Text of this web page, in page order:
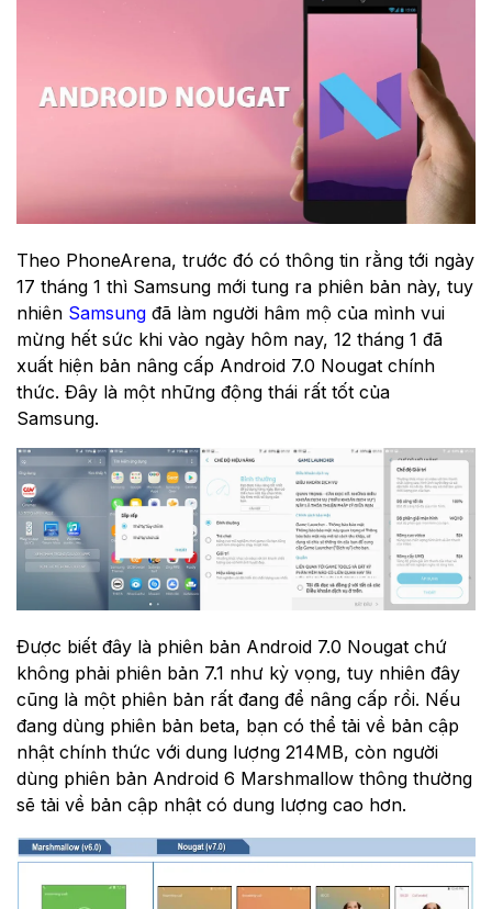
Theo PhoneArena, trước đó có thông tin rằng tới ngày
17 tháng 1 thì Samsung mới tung ra phiên bản này, tuy
nhiên Samsung đã làm người hâm mộ của mình vui
mừng hết sức khi vào ngày hôm nay, 12 tháng 1 đã
xuất hiện bản nâng cấp Android 7.0 Nougat chính
thức. Đây là một những động thái rất tốt của
Samsung.
Được biết đây là phiên bản Android 7.0 Nougat chứ
không phải phiên bản 7.1 như kỳ vọng, tuy nhiên đây
cũng là một phiên bản rất đang để nâng cấp rồi. Nếu
đang dùng phiên bản beta, bạn có thể tải về bản cập
nhật chính thức với dung lượng 214MB, còn người
dùng phiên bản Android 6 Marshmallow thông thường
sẽ tải về bản cập nhật có dung lượng cao hơn.